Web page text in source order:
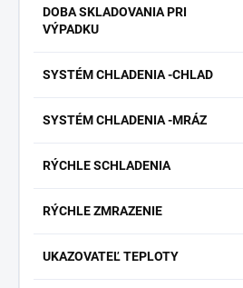
DOBA SKLADOVANIA PRI
VÝPADKU
SYSTÉM CHLADENIA -CHLAD
SYSTÉM CHLADENIA -MRÁZ
RÝCHLE SCHLADENIA
RÝCHLE ZMRAZENIE
UKAZOVATEĽ TEPLOTY